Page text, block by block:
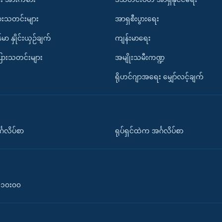
တင်းများ
မာ နှိုင်းယှဉ်ချက်
ားသတင်းများ
အာရှစီးပွားရေး
ကျန်းမာရေး
အမျိုးသမီးကဏ္ဍ
ရိုဟင်ဂျာအရေး မျှော်လင့်ချက်
လိပ်စာ ရုပ်ရှင်ထဲက အင်္ဂလိပ်စာ
၀း၀၀